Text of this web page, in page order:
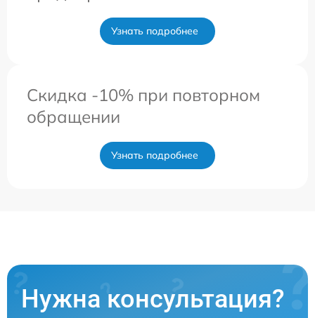
Узнать подробнее
Скидка -10% при повторном
обращении
Узнать подробнее
Нужна консультация?